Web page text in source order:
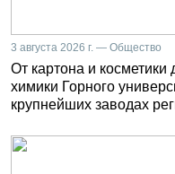
3 августа 2026 г. — Общество
От картона и
химики Горного
крупнейших заводах